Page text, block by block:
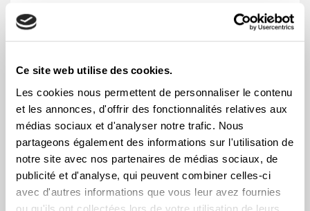
Ce site web utilise des cookies.
Les cookies nous permettent de personnaliser le contenu
et les annonces, d'offrir des fonctionnalités relatives aux
médias sociaux et d'analyser notre trafic. Nous
partageons également des informations sur l'utilisation de
notre site avec nos partenaires de médias sociaux, de
publicité et d'analyse, qui peuvent combiner celles-ci
avec d'autres informations que vous leur avez fournies
ou qu'ils ont collectées lors de votre utilisation de leurs
Les syndicats comme acteurs de changement
sociaux
La CSD rappelle que les syndicats défendent
l’ensemble des travailleuses et des travailleurs, et
participent à l’amélioration de toute la société
québécoise, notamment en contribuant à
l’amélioration des conditions de travail, de la sécurité
du travail et de la justice sociale.
« Les syndicats font partie des solutions pour